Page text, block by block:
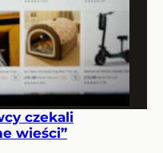
czekali
wieści”